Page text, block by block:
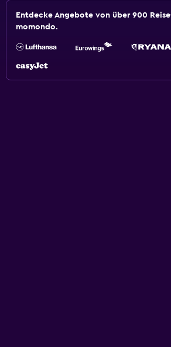
Entdecke Angebote von über 900
momondo.